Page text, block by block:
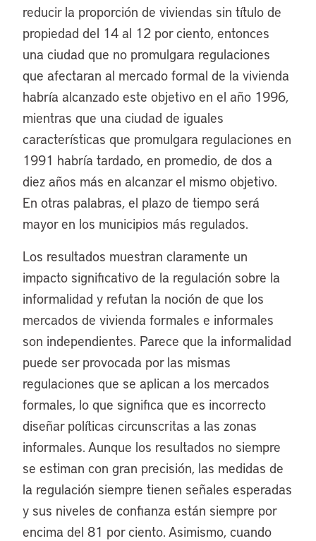
reducir la proporción de viviendas sin título de
propiedad del 14 al 12 por ciento, entonces
una ciudad que no promulgara regulaciones
que afectaran al mercado formal de la vivienda
habría alcanzado este objetivo en el año 1996,
mientras que una ciudad de iguales
características que promulgara regulaciones en
1991 habría tardado, en promedio, de dos a
diez años más en alcanzar el mismo objetivo.
En otras palabras, el plazo de tiempo será
mayor en los municipios más regulados.
Los resultados muestran claramente un
impacto significativo de la regulación sobre la
informalidad y refutan la noción de que los
mercados de vivienda formales e informales
son independientes. Parece que la informalidad
puede ser provocada por las mismas
regulaciones que se aplican a los mercados
formales, lo que significa que es incorrecto
diseñar políticas circunscritas a las zonas
informales. Aunque los resultados no siempre
se estiman con gran precisión, las medidas de
la regulación siempre tienen señales esperadas
y sus niveles de confianza están siempre por
encima del 81 por ciento. Asimismo, cuando